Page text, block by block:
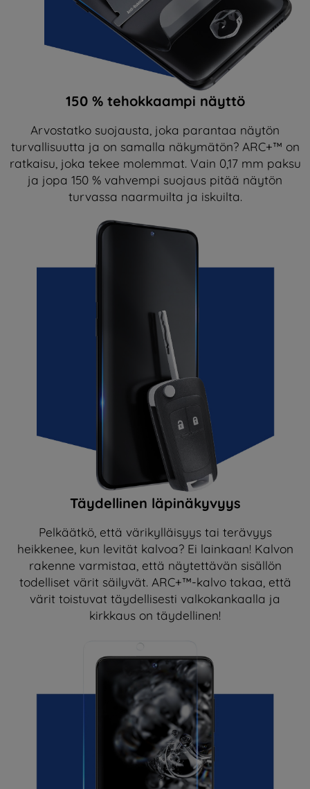
150 % tehokkaampi näyttö
Arvostatko suojausta, joka parantaa näytön
turvallisuutta ja on samalla näkymätön? ARC+™ on
ratkaisu, joka tekee molemmat. Vain 0,17 mm paksu
ja jopa 150 % vahvempi suojaus pitää näytön
turvassa naarmuilta ja iskuilta.
Täydellinen läpinäkyvyys
Pelkäätkö, että värikylläisyys tai terävyys
heikkenee, kun levität kalvoa? Ei lainkaan! Kalvon
rakenne varmistaa, että näytettävän sisällön
todelliset värit säilyvät. ARC+™-kalvo takaa, että
värit toistuvat täydellisesti valkokankaalla ja
kirkkaus on täydellinen!